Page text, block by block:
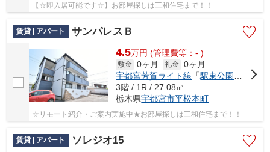
【☆即入居可能です☆】お部屋探しは三和住宅まで！！
賃貸 | アパート サンパレスＢ
4.5万円 (管理費等：- )
敷金 0ヶ月 礼金 0ヶ月
宇都宮芳賀ライト線 「駅東公園前
」駅
3階 / 1R / 27.08㎡
栃木県宇都宮市平松本町
☆リモート紹介・ご案内実施中★お部屋探しは三和住宅まで！！
賃貸 | アパート ソレジオ15